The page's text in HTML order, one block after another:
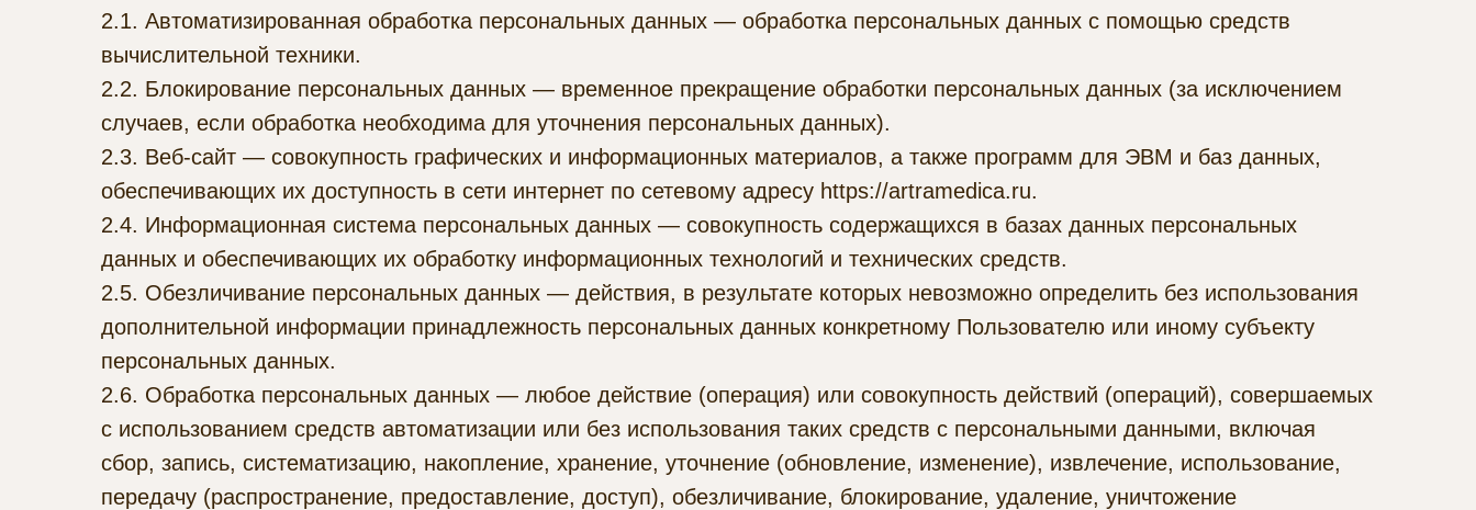
2.1. Автоматизированная обработка персональных данных — обработка персональных данных с помощью средств
вычислительной техники.
2.2. Блокирование персональных данных — временное прекращение обработки персональных данных (за исключением
случаев, если обработка необходима для уточнения персональных данных).
2.3. Веб-сайт — совокупность графических и информационных материалов, а также программ для ЭВМ и баз данных,
обеспечивающих их доступность в сети интернет по сетевому адресу https://artramedica.ru.
2.4. Информационная система персональных данных — совокупность содержащихся в базах данных персональных
данных и обеспечивающих их обработку информационных технологий и технических средств.
2.5. Обезличивание персональных данных — действия, в результате которых невозможно определить без использования
дополнительной информации принадлежность персональных данных конкретному Пользователю или иному субъекту
персональных данных.
2.6. Обработка персональных данных — любое действие (операция) или совокупность действий (операций), совершаемых
с использованием средств автоматизации или без использования таких средств с персональными данными, включая
сбор, запись, систематизацию, накопление, хранение, уточнение (обновление, изменение), извлечение, использование,
передачу (распространение, предоставление, доступ), обезличивание, блокирование, удаление, уничтожение